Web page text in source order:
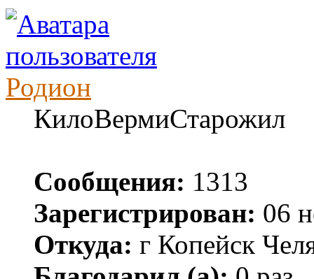
Родион
КилоВермиСтарожил
Сообщения: 1313
Зарегистрирован: 06
Откуда: г Копейск